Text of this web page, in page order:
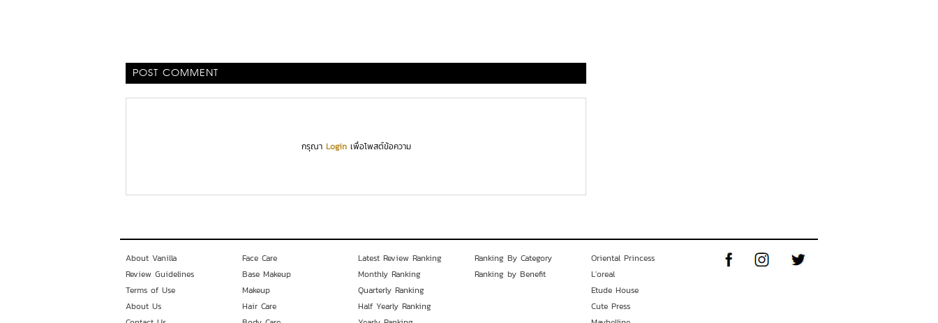
POST COMMENT
กรุณา Loginเพื่อโพสต์ข้อความ
About Vanilla
Review Guidelines
Terms of Use
About Us
Face Care
Base Makeup
Makeup
Hair Care
Latest Review Ranking
Monthly Ranking
Quarterly Ranking
Half Yearly Ranking
Ranking By Category
Ranking by Benefit
Oriental Princess
L'oreal
Etude House
Cute Press